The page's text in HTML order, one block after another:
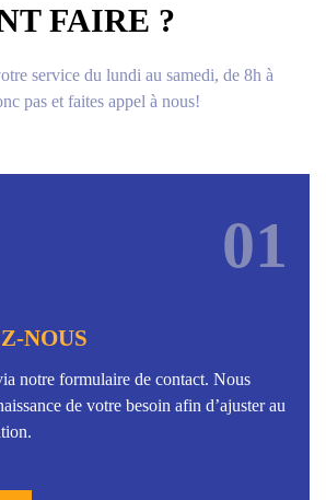
FAIRE ?
service du lundi au samedi, de 8h à
pas et faites appel à nous!
01
NOUS
notre formulaire de contact. Nous
de votre besoin afin d’ajuster au